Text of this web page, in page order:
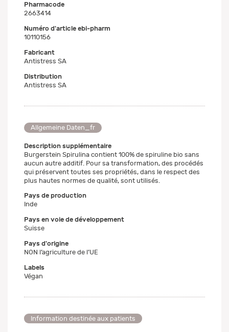
Pharmacode
2663414
Numéro d'article ebi-pharm
10110156
Fabricant
Antistress SA
Distribution
Antistress SA
Allgemeine Daten_fr
Description supplémentaire
Burgerstein Spirulina contient 100% de spiruline bio sans
aucun autre additif. Pour sa transformation, des procédés
qui préservent toutes ses propriétés, dans le respect des
plus hautes normes de qualité, sont utilisés.
Pays de production
Inde
Pays en voie de développement
Suisse
Pays d'origine
NON l’agriculture de l’UE
Labels
Végan
Information destinée aux patients